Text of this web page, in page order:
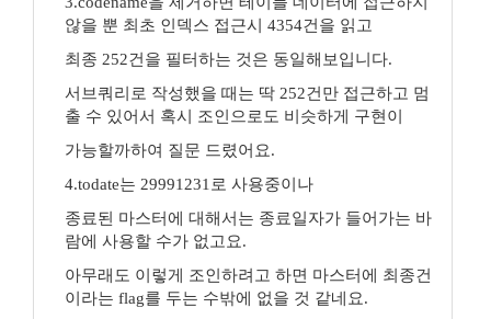
않을 뿐 최초 인덱스 접근시 4354건을 읽고
최종 252건을 필터하는 것은 동일해보입니다.
서브쿼리로 작성했을 때는 딱 252건만 접근하고 멈
출 수 있어서 혹시 조인으로도 비슷하게 구현이
가능할까하여 질문 드렸어요.
4.todate는 29991231로 사용중이나
종료된 마스터에 대해서는 종료일자가 들어가는 바
람에 사용할 수가 없고요.
아무래도 이렇게 조인하려고 하면 마스터에 최종건
이라는 flag를 두는 수밖에 없을 것 같네요.